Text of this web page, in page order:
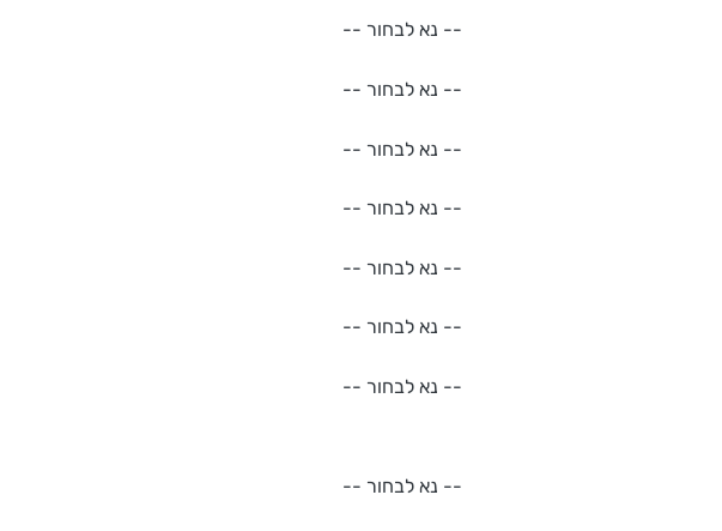
-- נא לבחור --
-- נא לבחור --
-- נא לבחור --
-- נא לבחור --
-- נא לבחור --
-- נא לבחור --
-- נא לבחור --
-- נא לבחור --